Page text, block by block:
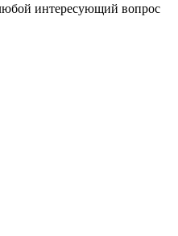
интересующий вопрос